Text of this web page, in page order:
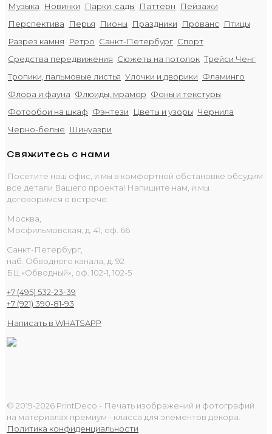
Музыка
Новинки Парки, сады Паттерн
Пейзажи
Перспектива
Перья Пионы Праздники Прованс
Птицы
Разрез камня
Ретро Санкт-Петербург Спорт
Средства передвижения Сюжеты на потолок Трейси Ченг
Тропики, пальмовые листья Улочки и дворики Фламинго
Флора и фауна Флюиды, мрамор Фоны и текстуры
Фотообои на шкаф Фэнтези Цветы и узоры Чернила
Черно-белые
Шинуазри
Свяжитесь с нами
Посетите наш офис, и мы в комфортной обстановке обсудим
все детали Вашего проекта! Напишите нам, и мы
договоримся о встрече.
Москва,
Мосфильмовская, д. 41, оф. 66
Санкт-Петербург,
наб. Обводного канала, д. 92
БЦ «Обводный», оф. 102-1, 102-5
+7 (495) 532-23-39
+7 (921) 390-81-93
Написать в WHATSAPP
© 2019-2026 PrintDeco - Печать изображений и фотографий
на материалах премиум - класса для элементов декора.
Политика конфиденциальности